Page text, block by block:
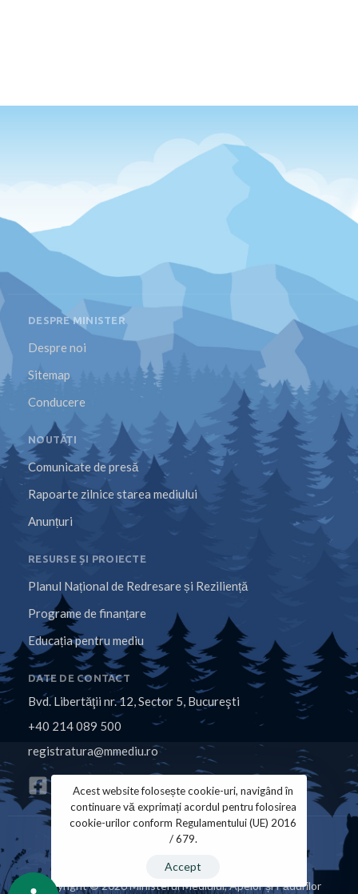
DESPRE MINISTER
Despre noi
Sitemap
Conducere
NOUTĂȚI
Comunicate de presă
Rapoarte zilnice starea mediului
Anunțuri
RESURSE ȘI PROIECTE
Planul Național de Redresare și Reziliență
Programe de finanțare
Educația pentru mediu
DATE DE CONTACT
Bvd. Libertăţii nr. 12, Sector 5, Bucureşti
+40 214 089 500
registratura@mmediu.ro
Copyright © 2026 Ministerul Mediului, Apelor și Pădurilor
Acest website folosește cookie-uri, navigând în
continuare vă exprimați acordul pentru folosirea
cookie-urilor conform Regulamentului (UE) 2016
/ 679.
Accept